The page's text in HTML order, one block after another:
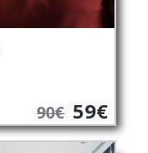
90€ 59€